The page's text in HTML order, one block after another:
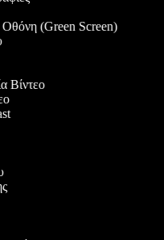
(Green Screen)
Βίντεο